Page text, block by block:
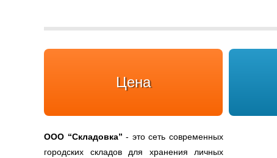
Цена
ООО “Складовка” - это сеть современных
городских складов для хранения личных